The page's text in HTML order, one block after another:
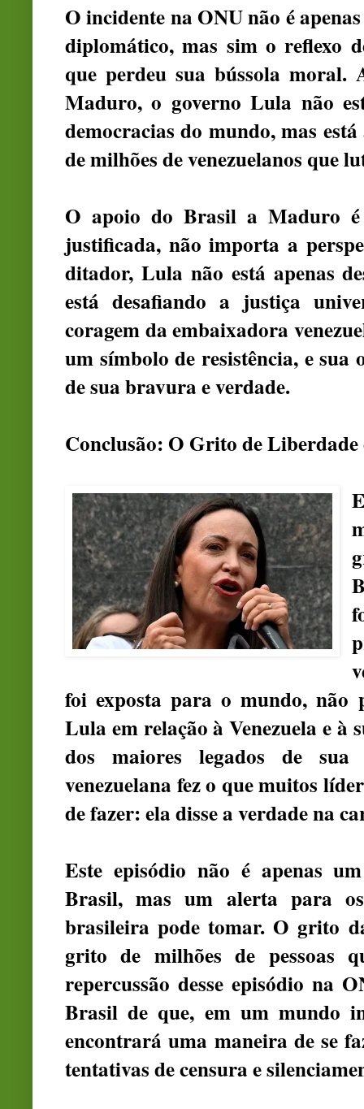
O incidente na ONU não é
diplomático, mas sim o reflexo
que perdeu sua bússola
Maduro, o governo Lula não
democracias do mundo, mas
de milhões de venezuelanos que
O apoio do Brasil a Maduro é
justificada, não importa a
ditador, Lula não está apenas
está desafiando a justiça
coragem da embaixadora
um símbolo de resistência, e sua
de sua bravura e verdade.
Conclusão: O Grito de
foi exposta para o mundo, não
Lula em relação à Venezuela e à
dos maiores legados de sua
venezuelana fez o que muitos
de fazer: ela disse a verdade na
Este episódio não é apenas
Brasil, mas um alerta para
brasileira pode tomar. O grito
grito de milhões de pessoas
repercussão desse episódio na
Brasil de que, em um mundo
encontrará uma maneira de se
tentativas de censura e